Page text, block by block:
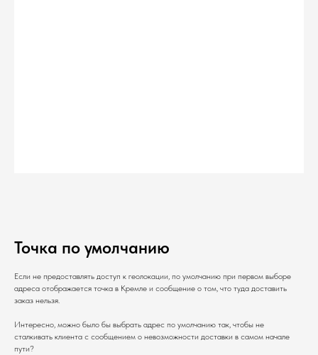
Точка по умолчанию
Если не предоставлять доступ к геолокации, по умолчанию при первом выборе
адреса отображается точка в Кремле и сообщение о том, что туда доставить
заказ нельзя.
Интересно, можно было бы выбрать адрес по умолчанию так, чтобы не
сталкивать клиента с сообщением о невозможности доставки в самом начале
пути?